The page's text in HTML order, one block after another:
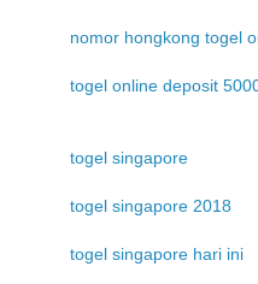
nomor hongkong togel
togel online deposit
togel singapore
togel singapore 2018
togel singapore hari ini